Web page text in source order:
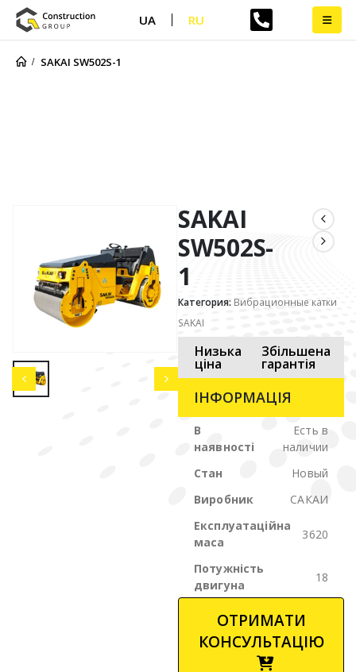
UA RU
SAKAI SW502S-1
SAKAI
SW502S-
1
Категория: Вибрационные катки
SAKAI
Низька
ціна
Збільшена
гарантія
ІНФОРМАЦІЯ
В
наявності
Есть в
наличии
Стан
Новый
Виробник
САКАИ
Експлуатаційна
маса
3620
Потужність
двигуна
18
ОТРИМАТИ
КОНСУЛЬТАЦІЮ